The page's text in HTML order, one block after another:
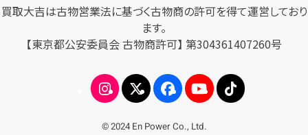
買取大吉は古物営業法に基づく古物商の許可を得て運営しており
ます。
【東京都公安委員会 古物商許可】 第304361407260号
© 2024 En Power Co., Ltd.